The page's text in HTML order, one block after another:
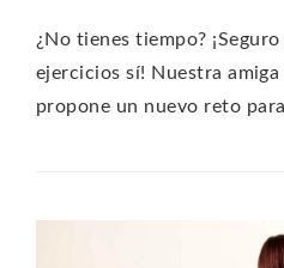
¿No tienes tiempo?
ejercicios sí! Nuestra
propone un nuevo reto